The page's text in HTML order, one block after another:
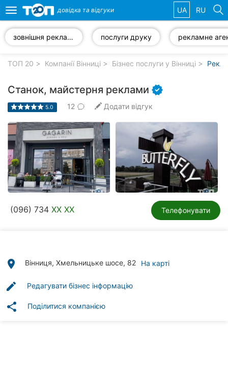
компанії
рубрики:
Стоматології
Ветеринарні
клініки
клініки
рубрики
Toggle
navigation
довідка та відгуки UA RU
зовнішня реклама послуги друку
ТОП 20 Компанії Вінниці Бізнес послуги у Вінниці
Станок, майстерня реклами
5.0 12 Додати відгук
(096) 734 XX XX Телефонувати
place Вінниця, Хмельницьке шосе, 82 На карті
edit Редагувати бізнес інформацію
share Поділитися компанією